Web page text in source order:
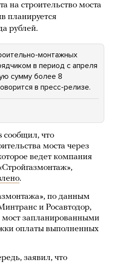
на строительство моста
планируется
рублей.
монтажных
в период с апреля
сумму более 8
в пресс-релизе.
сообщил, что
моста через
ведет компания
.
по данным
и Росавтодор,
мост запланированными
оплаты выполненных
заявил, что